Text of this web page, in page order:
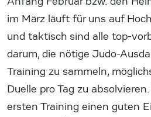
im März läuft für uns auf
und taktisch sind alle top-
darum, die nötige Judo-
Training zu sammeln,
Duelle pro Tag zu
ersten Training einen guten